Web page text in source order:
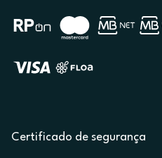
Certificado de segurança